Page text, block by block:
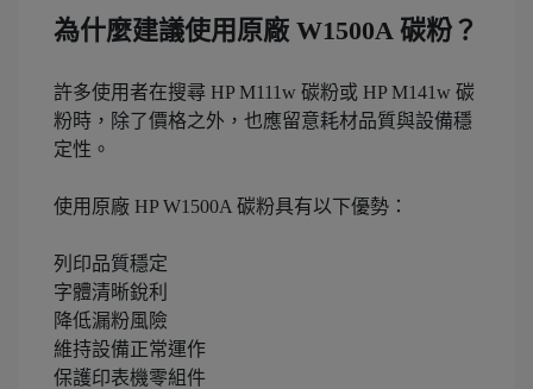
為什麼建議使用原廠 W1500A 碳粉？
許多使用者在搜尋 HP M111w 碳粉或 HP M141w 碳
粉時，除了價格之外，也應留意耗材品質與設備穩
定性。
使用原廠 HP W1500A 碳粉具有以下優勢：
列印品質穩定
字體清晰銳利
降低漏粉風險
維持設備正常運作
保護印表機零組件